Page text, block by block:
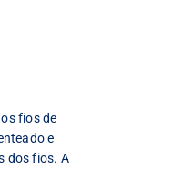
fios de
e
dos fios. A